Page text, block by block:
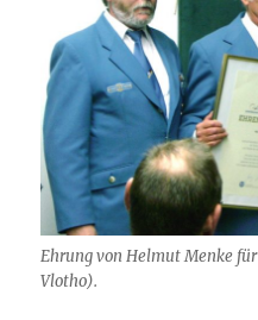
Ehrung von Helmut Menke
Vlotho).